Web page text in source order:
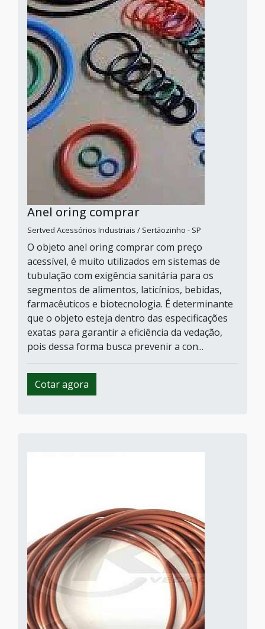
Anel oring comprar
Sertved Acessórios Industriais / Sertãozinho - SP
O objeto anel oring comprar com preço
acessível, é muito utilizados em sistemas de
tubulação com exigência sanitária para os
segmentos de alimentos, laticínios, bebidas,
farmacêuticos e biotecnologia. É determinante
que o objeto esteja dentro das especificações
exatas para garantir a eficiência da vedação,
pois dessa forma busca prevenir a con...
Cotar agora